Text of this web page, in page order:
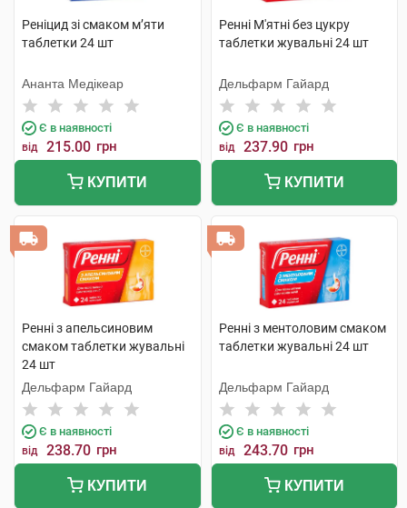
Реніцид зі смаком м’яти
таблетки 24 шт
Ананта Медікеар
Є в наявності
від 215.00 грн
КУПИТИ
Ренні М'ятні без цукру
таблетки жувальні 24 шт
Дельфарм Гайард
Є в наявності
від 237.90 грн
КУПИТИ
Ренні з апельсиновим
смаком таблетки жувальні
24 шт
Дельфарм Гайард
Є в наявності
від 238.70 грн
КУПИТИ
Ренні з ментоловим смаком
таблетки жувальні 24 шт
Дельфарм Гайард
Є в наявності
від 243.70 грн
КУПИТИ